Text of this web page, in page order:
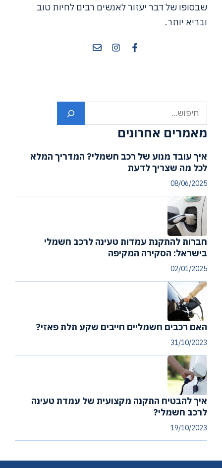
שבסופו של דבר יעזור לאנשים רבים לחיות טוב
ובריא יותר.
חיפוש
מאמרים אחרונים
איך עובד מנוע של רכב חשמלי? המדריך המלא
לכל מה שצריך לדעת
08/06/2025
חברות להתקנת עמדות טעינה לרכב חשמלי
בישראל: הסקירה המקיפה
02/01/2025
האם רכבים חשמליים חייבים שקע תלת פאזי?
31/10/2023
איך להבטיח התקנה מקצועית של עמדת טעינה
לרכב חשמלי?
19/10/2023